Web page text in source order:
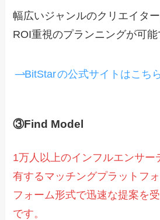
幅広いジャンルのクリエイタ
ROI重視のプランニングが可能
BitStarの公式サイトはこちら
③Find Model
1万人以上のインフルエンサー
有するマッチングプラットフ
フォーム形式で迅速な提案を
です。